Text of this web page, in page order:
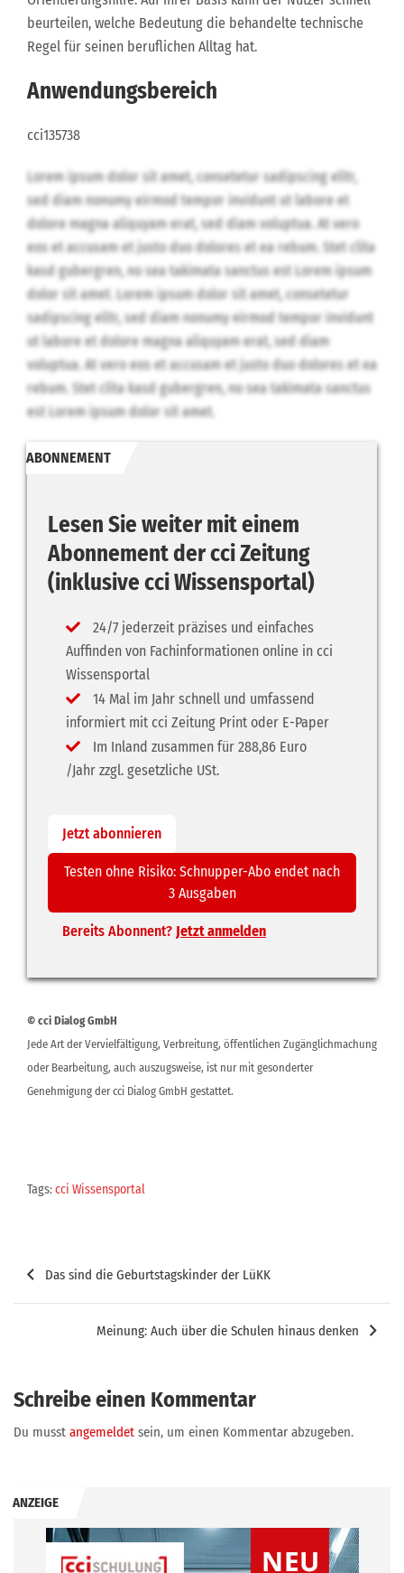
beurteilen, welche Bedeutung die behandelte technische
Regel für seinen beruflichen Alltag hat.
Anwendungsbereich
cci135738
Lorem ipsum dolor sit amet, consetetur sadipscing elitr,
sed diam nonumy eirmod tempor invidunt ut labore et
dolore magna aliquyam erat, sed diam voluptua. At vero
eos et accusam et justo duo dolores et ea rebum. Stet clita
kasd gubergren, no sea takimata sanctus est Lorem ipsum
dolor sit amet. Lorem ipsum dolor sit amet, consetetur
sadipscing elitr, sed diam nonumy eirmod tempor invidunt
ut labore et dolore magna aliquyam erat, sed diam
voluptua. At vero eos et accusam et justo duo dolores et ea
rebum. Stet clita kasd gubergren, no sea takimata sanctus
est Lorem ipsum dolor sit amet.
ABONNEMENT
Lesen Sie weiter mit einem
Abonnement der cci Zeitung
(inklusive cci Wissensportal)
24/7 jederzeit präzises und einfaches
Auffinden von Fachinformationen online in cci
Wissensportal
14 Mal im Jahr schnell und umfassend
informiert mit cci Zeitung Print oder E-Paper
Im Inland zusammen für 288,86 Euro
/Jahr zzgl. gesetzliche USt.
Jetzt abonnieren
Testen ohne Risiko: Schnupper-Abo endet nach
3 Ausgaben
Bereits Abonnent? Jetzt anmelden
© cci Dialog GmbH
Jede Art der Vervielfältigung, Verbreitung, öffentlichen Zugänglichmachung
oder Bearbeitung, auch auszugsweise, ist nur mit gesonderter
Genehmigung der cci Dialog GmbH gestattet.
Tags:cci Wissensportal
Beitragsnavigation
Das sind die Geburtstagskinder der LüKK
Meinung: Auch über die Schulen hinaus denken
Schreibe einen Kommentar
Du musst angemeldet sein, um einen Kommentar abzugeben.
ANZEIGE